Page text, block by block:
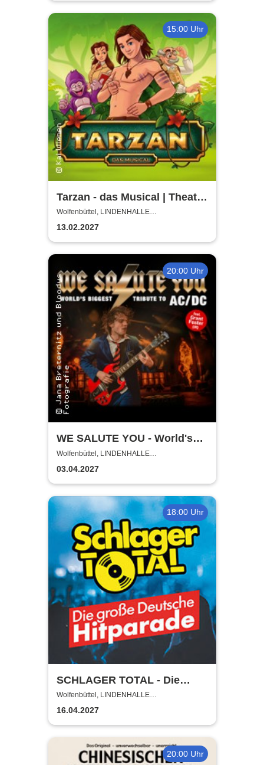
15:00 Uhr
Tarzan - das Musical | Theater
Liberi
Wolfenbüttel, LINDENHALLE
WOLFENBÜTTEL
13.02.2027
20:00 Uhr
WE SALUTE YOU - World's
biggest Tribute to AC/DC
Wolfenbüttel, LINDENHALLE
WOLFENBÜTTEL
03.04.2027
18:00 Uhr
SCHLAGER TOTAL - Die
große deutsche Hitparade
Wolfenbüttel, LINDENHALLE
WOLFENBÜTTEL
16.04.2027
20:00 Uhr